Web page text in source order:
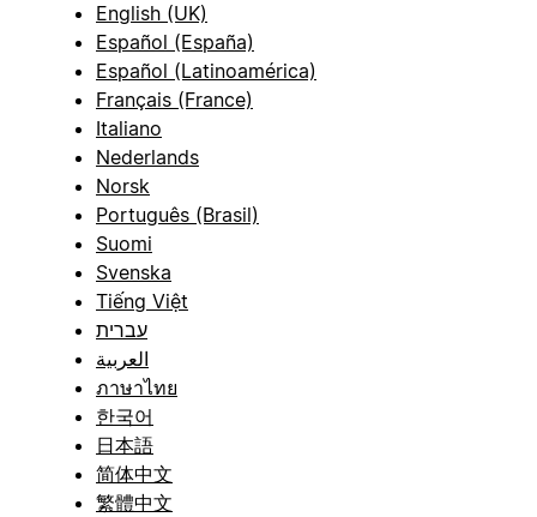
English (UK)
Español (España)
Español (Latinoamérica)
Français (France)
Italiano
Nederlands
Norsk
Português (Brasil)
Suomi
Svenska
Tiếng Việt
עברית
العربية
ภาษาไทย
한국어
日本語
简体中文
繁體中文